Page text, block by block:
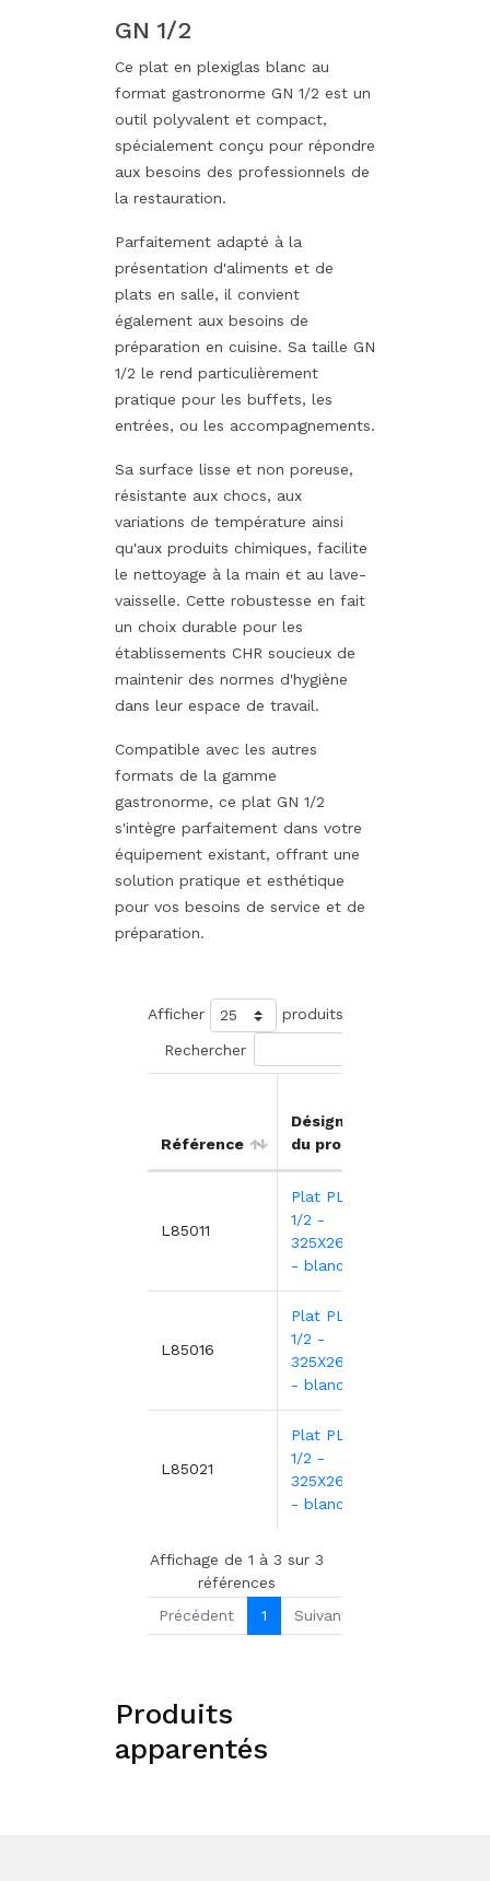
GN 1/2
Ce plat en plexiglas blanc au
format gastronorme GN 1/2 est un
outil polyvalent et compact,
spécialement conçu pour répondre
aux besoins des professionnels de
la restauration.
Parfaitement adapté à la
présentation d'aliments et de
plats en salle, il convient
également aux besoins de
préparation en cuisine. Sa taille GN
1/2 le rend particulièrement
pratique pour les buffets, les
entrées, ou les accompagnements.
Sa surface lisse et non poreuse,
résistante aux chocs, aux
variations de température ainsi
qu'aux produits chimiques, facilite
le nettoyage à la main et au lave-
vaisselle. Cette robustesse en fait
un choix durable pour les
établissements CHR soucieux de
maintenir des normes d'hygiène
dans leur espace de travail.
Compatible avec les autres
formats de la gamme
gastronorme, ce plat GN 1/2
s'intègre parfaitement dans votre
équipement existant, offrant une
solution pratique et esthétique
pour vos besoins de service et de
préparation.
Afficher produits
Rechercher
Référence
Désignation
du produit
L85011
Plat PLEXI.GN
1/2 -
325X265X17mm
- blanc
L85016
Plat PLEXI.GN
1/2 -
325X265X50mm
- blanc
L85021
Plat PLEXI.GN
1/2 -
325X265X80mm
- blanc
Affichage de 1 à 3 sur 3
références
Précédent
1 Suivant
Produits
apparentés